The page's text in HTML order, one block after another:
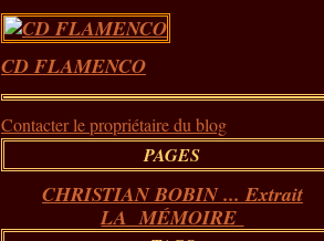
CD FLAMENCO
Contacter le propriétaire du blog
PAGES
CHRISTIAN BOBIN ... Extrait
LA MÉMOIRE